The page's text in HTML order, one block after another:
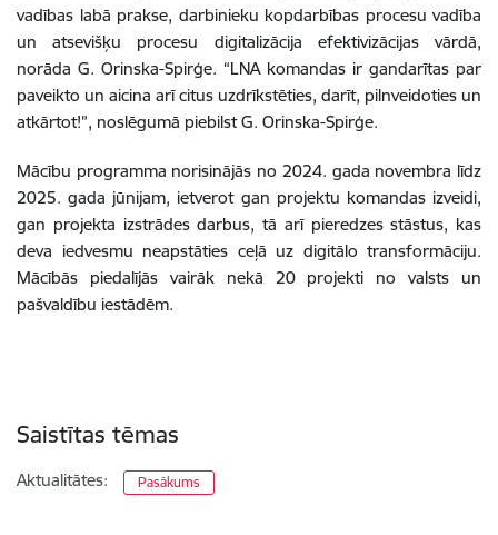
vadības labā prakse, darbinieku kopdarbības procesu vadība
un atsevišķu procesu digitalizācija efektivizācijas vārdā,
norāda G. Orinska-Spirģe. “LNA komandas ir gandarītas par
paveikto un aicina arī citus uzdrīkstēties, darīt, pilnveidoties un
atkārtot!”, noslēgumā piebilst G. Orinska-Spirģe.
Mācību programma norisinājās no 2024. gada novembra līdz
2025. gada jūnijam, ietverot gan projektu komandas izveidi,
gan projekta izstrādes darbus, tā arī pieredzes stāstus, kas
deva iedvesmu neapstāties ceļā uz digitālo transformāciju.
Mācībās piedalījās vairāk nekā 20 projekti no valsts un
pašvaldību iestādēm.
Saistītas tēmas
Aktualitātes: Pasākums